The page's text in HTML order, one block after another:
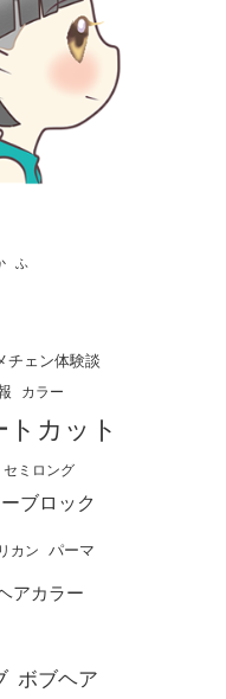
ふ
チェン体験談
カラー
トカット
セミロング
ブロック
カン パーマ
アカラー
ボブヘア